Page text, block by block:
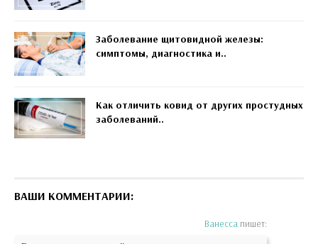
Заболевание щитовидной железы:
симптомы, диагностика и..
Как отличить ковид от других простудных
заболеваний..
ВАШИ КОММЕНТАРИИ:
Ванесса пишет: